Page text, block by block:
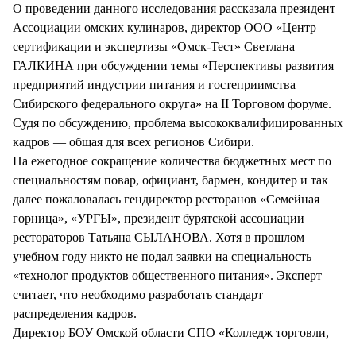
О проведении данного исследования рассказала президент
Ассоциации омских кулинаров, директор ООО «Центр
сертификации и экспертизы «Омск-Тест» Светлана
ГАЛКИНА при обсуждении темы «Перспективы развития
предприятий индустрии питания и гостеприимства
Сибирского федерального округа» на II Торговом форуме.
Судя по обсуждению, проблема высококвалифицированных
кадров — общая для всех регионов Сибири.
На ежегодное сокращение количества бюджетных мест по
специальностям повар, официант, бармен, кондитер и так
далее пожаловалась гендиректор ресторанов «Семейная
горница», «УРГЫ», президент бурятской ассоциации
рестораторов Татьяна СЫЛАНОВА. Хотя в прошлом
учебном году никто не подал заявки на специальность
«технолог продуктов общественного питания». Эксперт
считает, что необходимо разработать стандарт
распределения кадров.
Директор БОУ Омской области СПО «Колледж торговли,